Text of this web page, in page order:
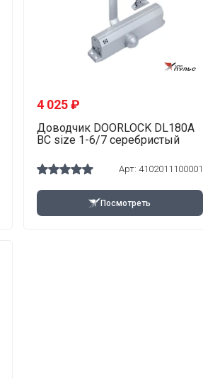
4 025 ₽
Доводчик DOORLOCK DL180A
BC size 1-6/7 серебристый
Арт: 4102011100001
Посмотреть